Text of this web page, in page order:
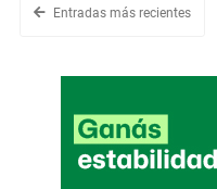
Entradas más recientes